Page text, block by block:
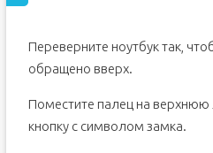
Переверните ноутбук так,
обращено вверх.
Поместите палец на
кнопку с символом замка.